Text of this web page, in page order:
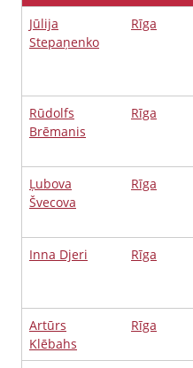
Jūlija
Stepaņenko
Rīga
Rūdolfs
Brēmanis
Rīga
Ļubova
Švecova
Rīga
Inna Djeri
Rīga
Artūrs
Klēbahs
Rīga